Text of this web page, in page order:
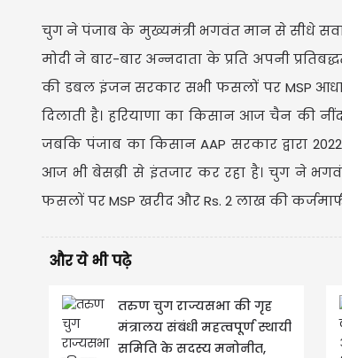
चुग ने पंजाब के मुख्यमंत्री भगवंत मान से सीधे
मोदी ने बार-बार अन्नदाता के प्रति अपनी
की डबल इंजन सरकार सभी फसलों पर MSP
दिलाती है। हरियाणा का किसान आज चैन की
जबकि पंजाब का किसान AAP सरकार द्वारा
आज भी बेसब्री से इंतजार कर रहा है। चुग ने
फसलों पर MSP खरीद और Rs. 2 लाख की
और ये भी पढ़े
तरुण चुग राज्यसभा की गृह
मंत्रालय संबंधी महत्वपूर्ण स्थायी
समिति के सदस्य मनोनीत,